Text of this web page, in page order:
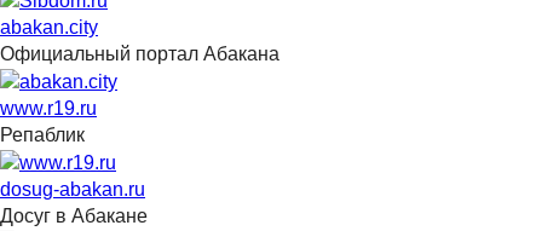
abakan.city
Официальный портал Абакана
www.r19.ru
Репаблик
dosug-abakan.ru
Досуг в Абакане